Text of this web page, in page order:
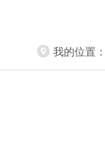
我的位置：